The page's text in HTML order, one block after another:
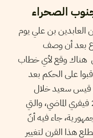
الصحراء
العابدين بن علي يوم
الشارع بعد أن وصف
يكن هناك وقع لأي خطاب
على الحكم بعد
قيس سعيد خلال
يوم 21 فيفري الماضي، والتي
جاء فيه أنّ
هذا القرن لتغيير